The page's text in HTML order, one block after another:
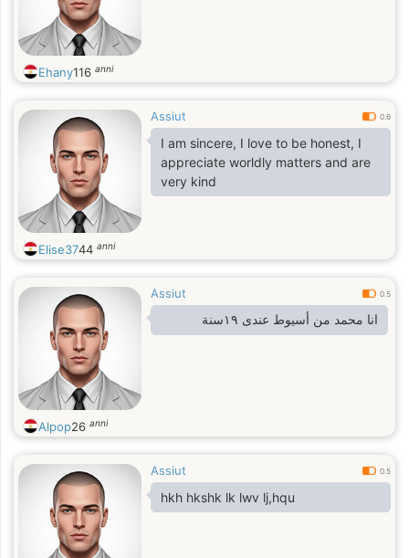
Ehany116 anni
Assiut 0.6
I am sincere, I love to be honest, I
appreciate worldly matters and are
very kind
Elise3744 anni
Assiut 0.5
انا محمد من أسيوط عندى ١٩سنة
Alpop26 anni
Assiut 0.5
hkh hkshk lk lwv lj,hqu